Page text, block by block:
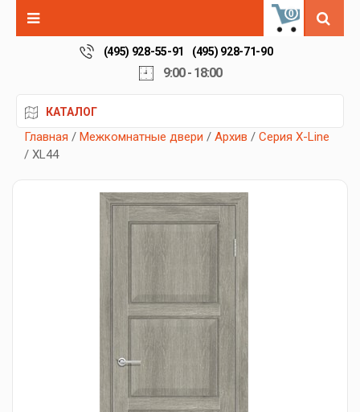
0
(495) 928-55-91 (495) 928-71-90
9:00 - 18:00
КАТАЛОГ
Главная / Межкомнатные двери / Архив / Серия X-Line
/ XL44